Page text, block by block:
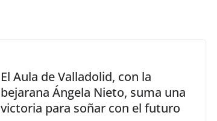
El Aula de Valladolid, con la
bejarana Ángela Nieto, suma una
victoria para soñar con el futuro